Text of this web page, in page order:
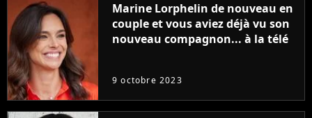
Marine Lorphelin de nouveau en
couple et vous aviez déjà vu son
nouveau compagnon... à la télé
9 octobre 2023